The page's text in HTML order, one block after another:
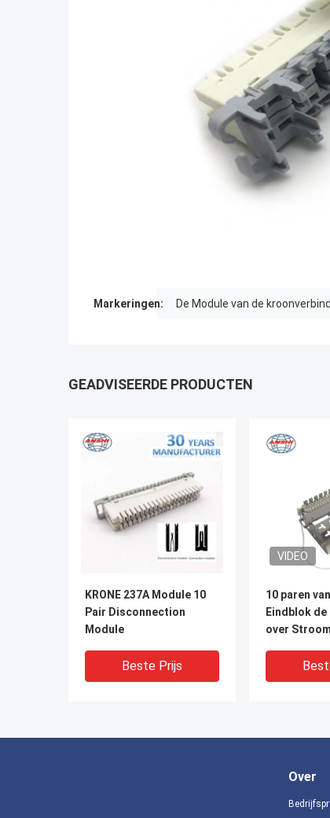
Markeringen: De Module van de
GEADVISEERDE PRODUCTEN
KRONE 237A Module 10
Pair Disconnection
Module
Beste Prijs
VIDEO
10 paren
Eindblok de
over
Over